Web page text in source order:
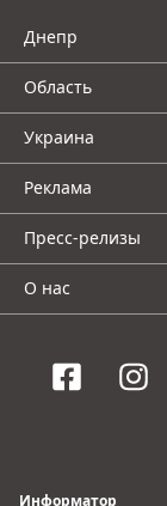
Днепр
Область
Украина
Реклама
Пресс-релизы
О нас
Информатор